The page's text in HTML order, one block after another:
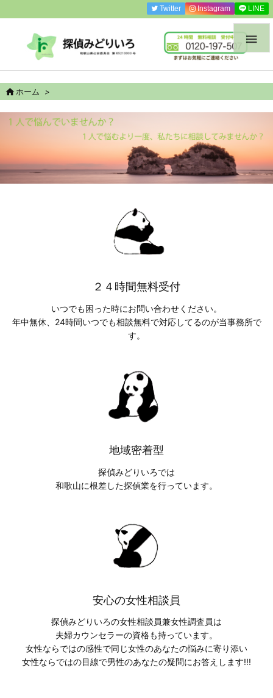

Twitter Instagram LINE
ホーム >
２４時間無料受付
いつでも困った時にお問い合わせください。
年中無休、24時間いつでも相談無料で対応してるのが当事務所で
す。
地域密着型
探偵みどりいろでは
和歌山に根差した探偵業を行っています。
安心の女性相談員
探偵みどりいろの女性相談員兼女性調査員は
夫婦カウンセラーの資格も持っています。
女性ならではの感性で同じ女性のあなたの悩みに寄り添い
女性ならではの目線で男性のあなたの疑問にお答えします!!!